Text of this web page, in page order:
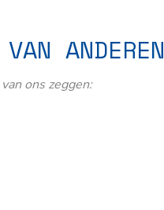
VAN ANDEREN
ons zeggen: